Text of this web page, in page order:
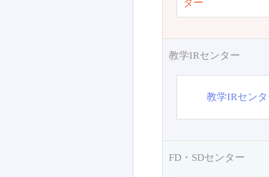
ター
教学IRセンター
教学IRセン
FD・SDセンター